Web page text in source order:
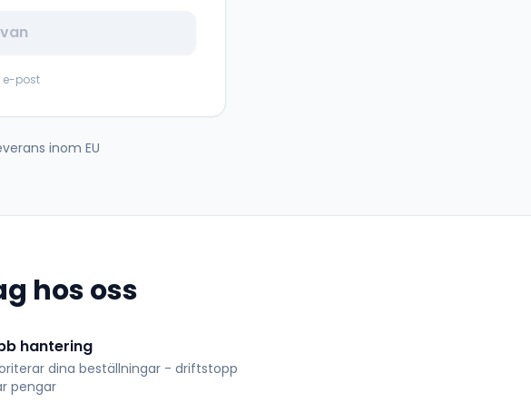
e-post
inom EU
hos oss
hantering
dina beställningar - driftstopp
pengar